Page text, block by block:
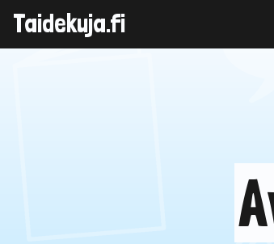
Skip
Taidekuja.fi